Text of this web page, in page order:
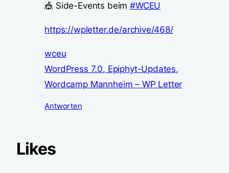
🎪 Side-Events beim#WCEU
https://wpletter.de/archive/468/
wceu
WordPress 7.0, Epiphyt-Updates,
Wordcamp Mannheim – WP Letter
Antworten
Likes